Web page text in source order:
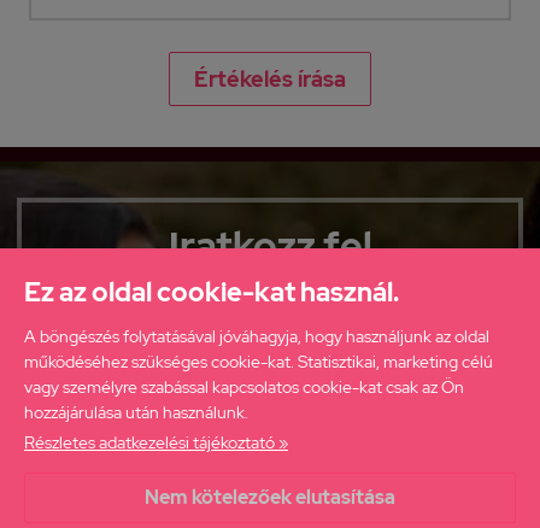
Ez az oldal cookie-kat használ.
A böngészés folytatásával jóváhagyja, hogy használjunk az oldal
működéséhez szükséges cookie-kat. Statisztikai, marketing célú
vagy személyre szabással kapcsolatos cookie-kat csak az Ön
hozzájárulása után használunk.
Részletes adatkezelési tájékoztató »
Nem kötelezőek elutasítása
Értékelés írása
Iratkozz fel
hírlevelünkre
ha elsőként szeretnél értesülni
újdonságainkról, akcióinkról!